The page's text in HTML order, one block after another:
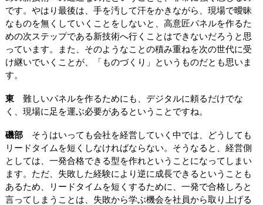
です。やはり最後は、手を汚して汗をかきながら、現場で曖昧
なものを無くしていくことをしないと、高意匠パネルを作るた
めの次ステップである新技術へ行くことはできないだろうと思
っています。また、そのようなことの積み重ねを次の世代に受
け継いでいくことが、「ものづくり」というものだとも思いま
す。
東難しいパネルを作るためにも、デジタルに頼るだけでな
く、現場に足を運ぶ必要があるということですね。
磯部そうはいっても会社を経営していく中では、どうしても
リードタイムを短くしなければならない。そうなると、経営側
としては、一発合格できる型を作れということになってしまい
ます。ただ、失敗した経験により逆に成長できるということも
あるため、リードタイムを短くするために、一発で合格しろと
言ってしまうことは、失敗から学ぶ機会を社員から取り上げる